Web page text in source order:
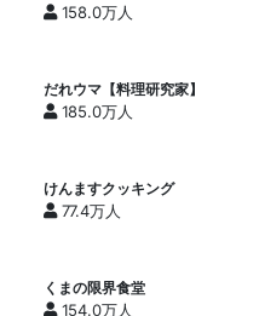
158.0万人
だれウマ【料理研究家】
185.0万人
けんますクッキング
77.4万人
くまの限界食堂
154.0万人